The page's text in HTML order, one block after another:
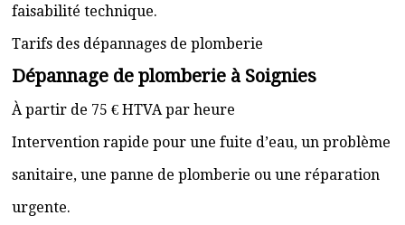
faisabilité technique.
Tarifs des dépannages de plomberie
Dépannage de plomberie à Soignies
À partir de 75 € HTVA par heure
Intervention rapide pour une fuite d’eau, un problème
sanitaire, une panne de plomberie ou une réparation
urgente.